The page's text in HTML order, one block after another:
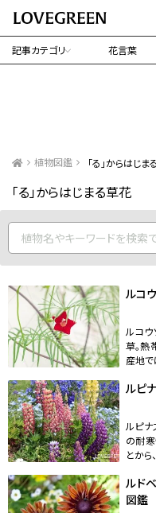
記事カテゴリ 花言葉
植物図鑑 「る」からはじま
「る」からはじまる草花
ルコ
ルコ
草。熱
産地で
ルピ
ルピナ
の耐寒
とから
ルド
図鑑